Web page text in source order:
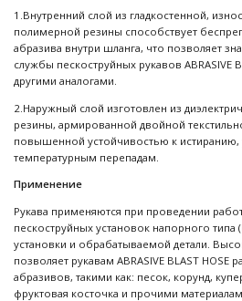
1.Внутренний слой из гладкостенной,
полимерной резины способствует
абразива внутри шланга, что позволяет
службы пескоструйных рукавов ABRASIVE
другими аналогами.
2.Наружный слой изготовлен из
резины, армированной двойной
повышенной устойчивостью к истиранию,
температурным перепадам.
Применение
Рукава применяются при проведении
пескоструйных установок напорного типа
установки и обрабатываемой детали.
позволяет рукавам ABRASIVE BLAST
абразивов, такими как: песок, корунд,
фруктовая косточка и прочими